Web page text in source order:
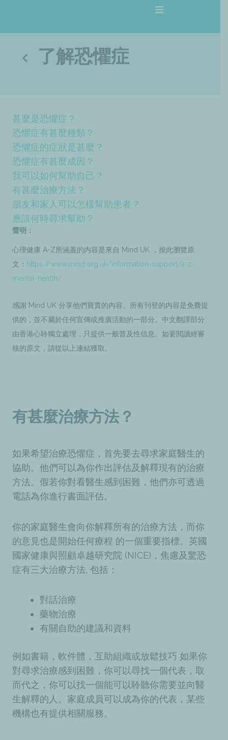
主
了解恐懼症
甚麼是恐懼症？
恐懼症有甚麼種類？
恐懼症的症狀是甚麼？
恐懼症有甚麼成因？
我可以如何幫助自己？
有甚麼治療方法？
朋友和家人可以怎樣幫助患者？
應該何時尋求幫助？
聲明：
心理健康 A-Z所涵蓋的内容是來自 Mind UK ，按此瀏覽原
文： https://www.mind.org.uk/information-support/a-z-
mental-health/
感謝 Mind UK 分享他們寶貴的內容。所有刊登的内容是免費提
供的，並不屬於任何宣傳或推廣活動的一部分。中文翻譯部分
由香港心聆獨立處理，只提供一般普及性信息。如要閲讀經審
核的原文，請從以上連結獲取。
有甚麼治療方法？
如果希望治療恐懼症，首先要去尋求家庭醫生的
協助。他們可以為你作出評估及解釋現有的治療
方法。假若你對看醫生感到困難，他們亦可透過
電話為你進行書面評估。
你的家庭醫生會向你解釋所有的治療方法，而你
的意見也是開始任何療程 的一個重要指標。英國
國家健康與照顧卓越研究院 (NICE)，焦慮及驚恐
症有三大治療方法, 包括：
對話治療
藥物治療
有關自助的建議和資料
例如書籍，軟件體，互助組織或放鬆技巧 如果你
對尋求治療感到困難，你可以尋找一個代表，取
而代之，你可以找一個能可以聆聽你需要並向醫
生解釋的人。家庭成員可以成為你的代表，某些
機構也有提供相關服務。